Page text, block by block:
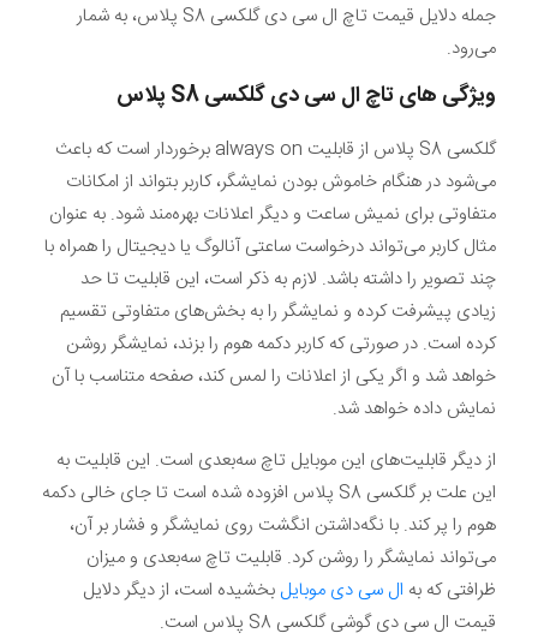
جمله دلایل قیمت تاچ ال سی دی گلکسی S8 پلاس، به شمار
می‌رود.
ویژگی ‌های تاچ ال سی دی گلکسیS8 پلاس
گلکسی S8 پلاس از قابلیت always on برخوردار است که باعث
می‌شود در هنگام خاموش بودن نمایشگر، کاربر بتواند از امکانات
متفاوتی برای نمیش ساعت و دیگر اعلانات بهره‌مند شود. به عنوان
مثال کاربر می‌تواند درخواست ساعتی آنالوگ یا دیجیتال را همراه با
چند تصویر را داشته باشد. لازم به ذکر است، این قابلیت تا حد
زیادی پیشرفت کرده و نمایشگر را به بخش‌های متفاوتی تقسیم
کرده است. در صورتی که کاربر دکمه هوم را بزند، نمایشگر روشن
خواهد شد و اگر یکی از اعلانات را لمس کند، صفحه متناسب با آن
نمایش داده خواهد شد.
از دیگر قابلیت‌های این موبایل تاچ سه‌بعدی است. این قابلیت به
این علت بر گلکسی S8 پلاس افزوده شده است تا جای خالی دکمه
هوم را پر کند. با نگه‌داشتن انگشت روی نمایشگر و فشار بر آن،
می‌تواند نمایشگر را روشن کرد. قابلیت تاچ سه‌بعدی و میزان
ظرافتی که به ال سی دی موبایل بخشیده است، از دیگر دلایل
قیمت ال سی دی گوشی گلکسی S8 پلاس است.